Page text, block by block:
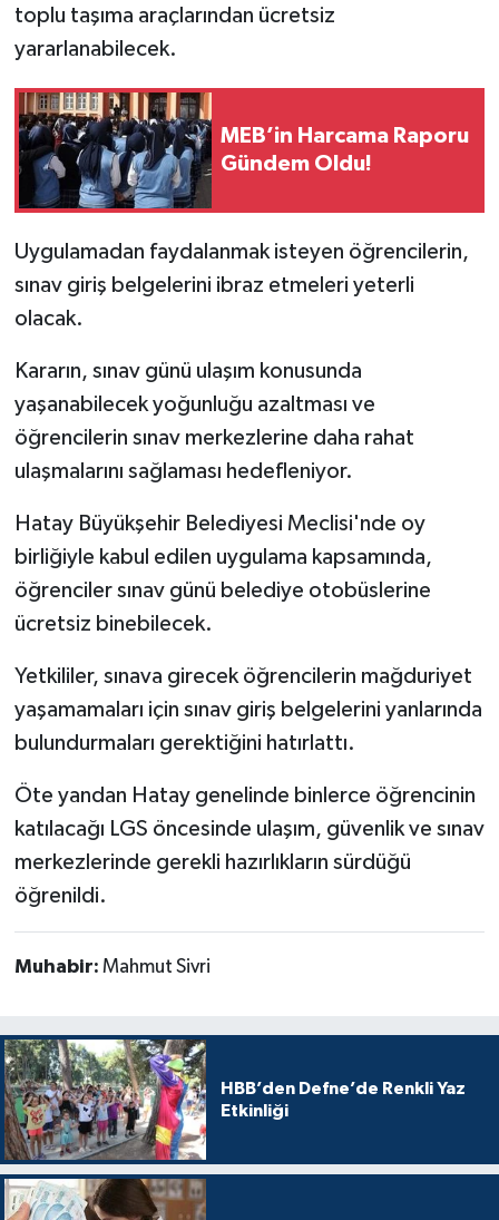
toplu taşıma araçlarından ücretsiz
yararlanabilecek.
MEB’in Harcama Raporu
Gündem Oldu!
Uygulamadan faydalanmak isteyen öğrencilerin,
sınav giriş belgelerini ibraz etmeleri yeterli
olacak.
Kararın, sınav günü ulaşım konusunda
yaşanabilecek yoğunluğu azaltması ve
öğrencilerin sınav merkezlerine daha rahat
ulaşmalarını sağlaması hedefleniyor.
Hatay Büyükşehir Belediyesi Meclisi'nde oy
birliğiyle kabul edilen uygulama kapsamında,
öğrenciler sınav günü belediye otobüslerine
ücretsiz binebilecek.
Yetkililer, sınava girecek öğrencilerin mağduriyet
yaşamamaları için sınav giriş belgelerini yanlarında
bulundurmaları gerektiğini hatırlattı.
Öte yandan Hatay genelinde binlerce öğrencinin
katılacağı LGS öncesinde ulaşım, güvenlik ve sınav
merkezlerinde gerekli hazırlıkların sürdüğü
öğrenildi.
Muhabir: Mahmut Sivri
HBB’den Defne’de Renkli Yaz
Etkinliği